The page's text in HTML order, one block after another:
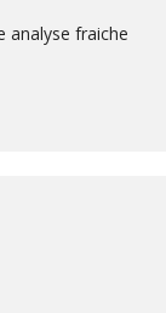
analyse fraiche